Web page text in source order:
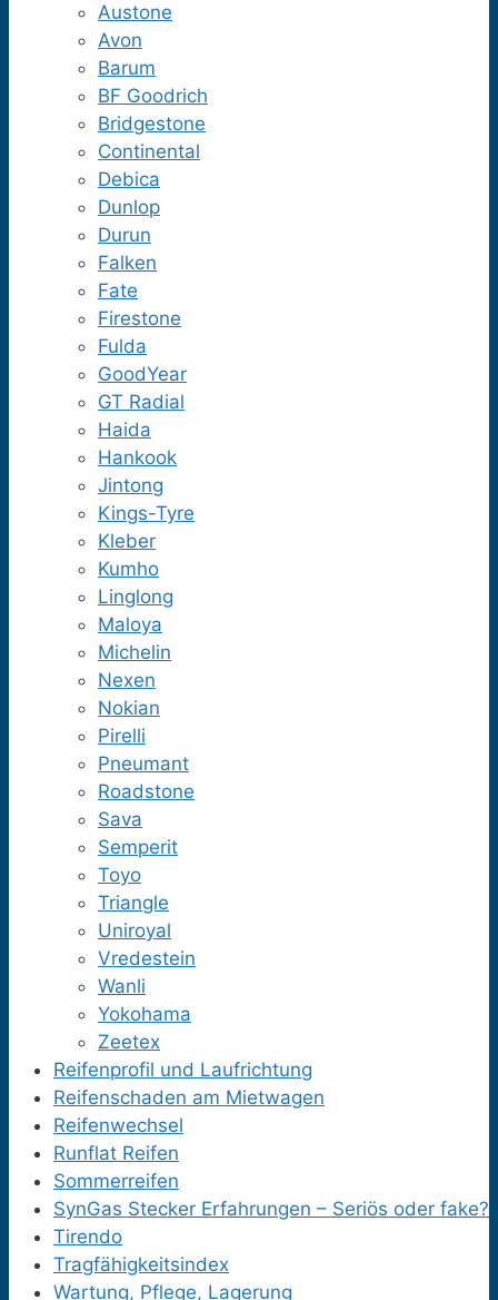
Austone
Avon
Barum
BF Goodrich
Bridgestone
Continental
Debica
Dunlop
Durun
Falken
Fate
Firestone
Fulda
GoodYear
GT Radial
Haida
Hankook
Jintong
Kings-Tyre
Kleber
Kumho
Linglong
Maloya
Michelin
Nexen
Nokian
Pirelli
Pneumant
Roadstone
Sava
Semperit
Toyo
Triangle
Uniroyal
Vredestein
Wanli
Yokohama
Zeetex
Reifenprofil und Laufrichtung
Reifenschaden am Mietwagen
Reifenwechsel
Runflat Reifen
Sommerreifen
SynGas Stecker Erfahrungen – Seriös oder fake?
Tirendo
Tragfähigkeitsindex
Wartung, Pflege, Lagerung